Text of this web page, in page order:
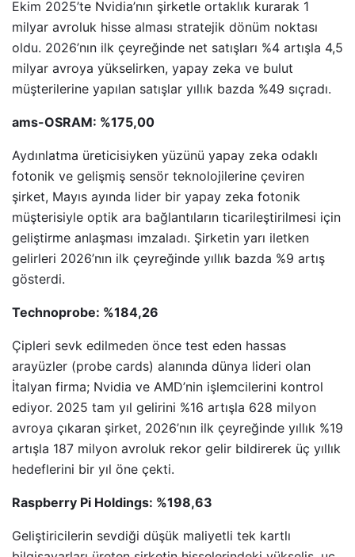
Ekim 2025’te Nvidia’nın şirketle ortaklık kurarak 1
milyar avroluk hisse alması stratejik dönüm noktası
oldu. 2026’nın ilk çeyreğinde net satışları %4 artışla 4,5
milyar avroya yükselirken, yapay zeka ve bulut
müşterilerine yapılan satışlar yıllık bazda %49 sıçradı.
ams-OSRAM: %175,00
Aydınlatma üreticisiyken yüzünü yapay zeka odaklı
fotonik ve gelişmiş sensör teknolojilerine çeviren
şirket, Mayıs ayında lider bir yapay zeka fotonik
müşterisiyle optik ara bağlantıların ticarileştirilmesi için
geliştirme anlaşması imzaladı. Şirketin yarı iletken
gelirleri 2026’nın ilk çeyreğinde yıllık bazda %9 artış
gösterdi.
Technoprobe: %184,26
Çipleri sevk edilmeden önce test eden hassas
arayüzler (probe cards) alanında dünya lideri olan
İtalyan firma; Nvidia ve AMD’nin işlemcilerini kontrol
ediyor. 2025 tam yıl gelirini %16 artışla 628 milyon
avroya çıkaran şirket, 2026’nın ilk çeyreğinde yıllık %19
artışla 187 milyon avroluk rekor gelir bildirerek üç yıllık
hedeflerini bir yıl öne çekti.
Raspberry Pi Holdings: %198,63
Geliştiricilerin sevdiği düşük maliyetli tek kartlı